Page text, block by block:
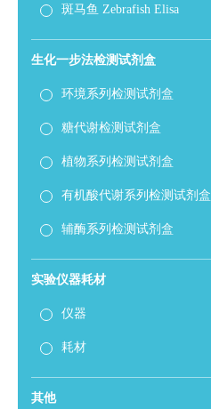
斑马鱼 Zebrafish Elisa
生化一步法检测试剂盒
环境系列检测试剂盒
糖代谢检测试剂盒
植物系列检测试剂盒
有机酸代谢系列检测试剂盒
辅酶系列检测试剂盒
实验仪器耗材
仪器
耗材
其他